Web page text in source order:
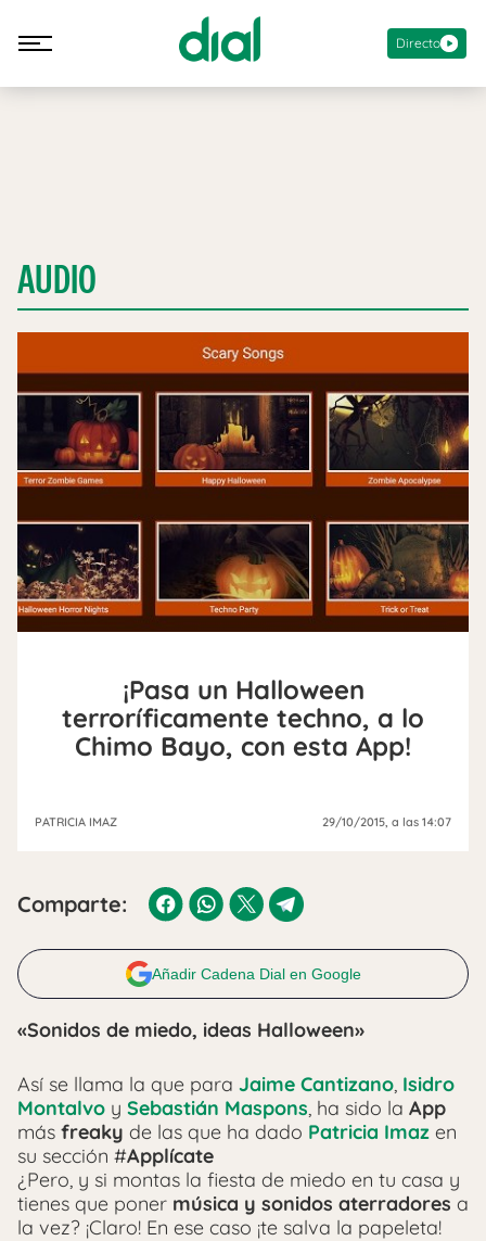
Directo
AUDIO
¡Pasa un Halloween
terroríficamente techno, a lo
Chimo Bayo, con esta App!
PATRICIA IMAZ 29/10/2015 , a las 14:07
Comparte:
Añadir Cadena Dial en Google
«Sonidos de miedo, ideas Halloween»
Así se llama la que para Jaime Cantizano, Isidro
Montalvo y Sebastián Maspons, ha sido la App
más freaky de las que ha dado Patricia Imaz en
su sección #Applícate
¿Pero, y si montas la fiesta de miedo en tu casa y
tienes que poner música y sonidos aterradores a
la vez? ¡Claro! En ese caso ¡te salva la papeleta!